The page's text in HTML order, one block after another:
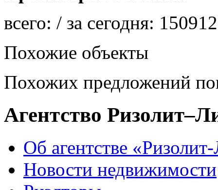
всего: / за сегодня:
Похожие объекты
Похожих предложений
Агентство
Об агентстве
Новости недвижимости